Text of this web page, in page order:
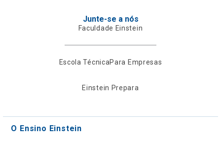
Junte-se a nós
Faculdade Einstein
Escola TécnicaPara Empresas
Einstein Prepara
O Ensino Einstein